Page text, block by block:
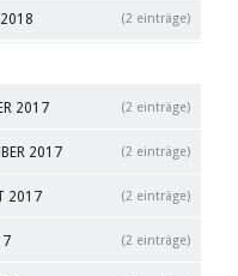
2018 (2 einträge)
2017 (2 einträge)
2017 (2 einträge)
2017 (2 einträge)
(2 einträge)